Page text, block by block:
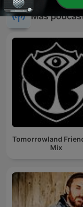
Más
Tomorrowland
Mix